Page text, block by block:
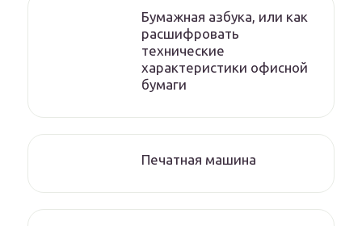
Бумажная азбука, или как
расшифровать
технические
характеристики офисной
бумаги
Печатная машина